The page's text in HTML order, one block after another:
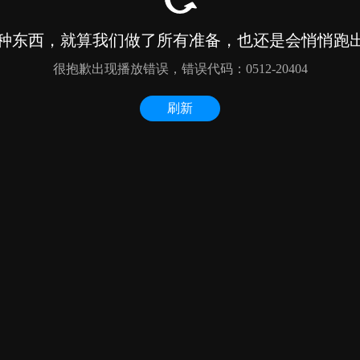
东西，就算我们做了所有准备，也还是会悄悄跑
很抱歉出现播放错误，错误代码：0512-20404
刷新